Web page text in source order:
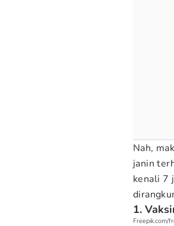
Nah,
janin
kenali 7
1.
Freepik.com/